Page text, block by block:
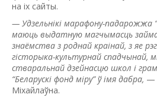
на іх сайты.
— Удзельнікі марафону-падарожжа
маюць выдатную магчымасць
знаёмства з роднай краінай, з яе
гісторыка-культурнай спадчынай,
стваральнай дзейнасцю школ і
“Беларускі фонд міру” ў імя дабра, —
Міхайлаўна.